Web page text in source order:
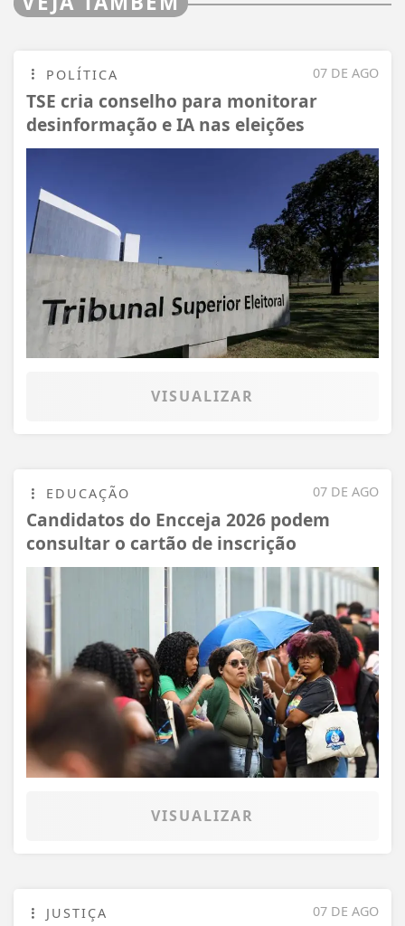
07 DE AGO
POLÍTICA
TSE cria conselho para monitorar
desinformação e IA nas eleições
VISUALIZAR
07 DE AGO
EDUCAÇÃO
Candidatos do Encceja 2026 podem
consultar o cartão de inscrição
VISUALIZAR
07 DE AGO
JUSTIÇA